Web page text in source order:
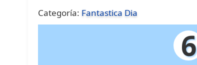
Categoría: Fantastica Dia
6